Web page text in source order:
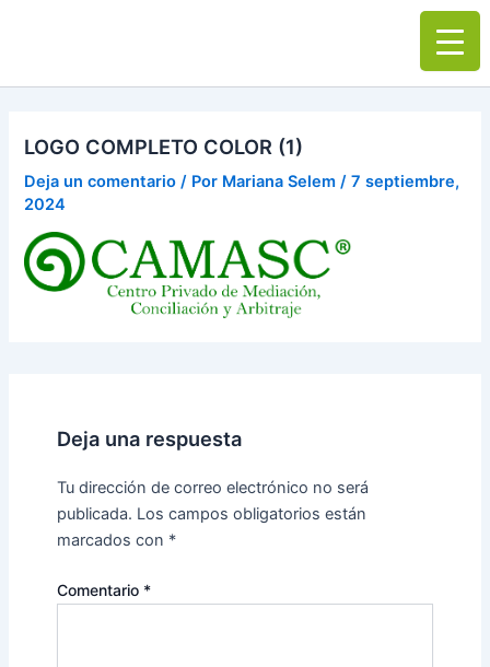
Main
LOGO COMPLETO COLOR (1)
Deja un comentario / Por Mariana Selem/7 septiembre,
2024
Deja una respuesta
Tu dirección de correo electrónico no será
publicada. Los campos obligatorios están
marcados con *
Comentario *